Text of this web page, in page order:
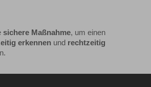
sichere Maßnahme, um einen
erkennen und rechtzeitig